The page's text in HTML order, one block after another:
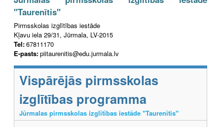
"Taurenītis"
Pirmsskolas izglītības iestāde
Kļavu iela 29/31, Jūrmala, LV-2015
Tel:67811170
E-pasts:piitaurenitis@edu.jurmala.lv
Vispārējās pirmsskolas
izglītības programma
Jūrmalas pirmsskolas izglītības iestāde "Taurenītis"